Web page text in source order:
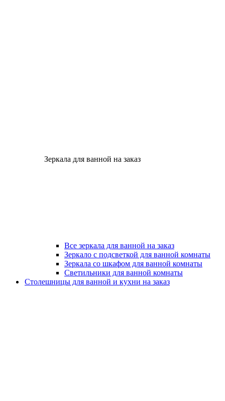
Зеркала для ванной на заказ
Все зеркала для ванной на заказ
Зеркало с подсветкой для ванной комнаты
Зеркала со шкафом для ванной комнаты
Светильники для ванной комнаты
Столешницы для ванной и кухни на заказ